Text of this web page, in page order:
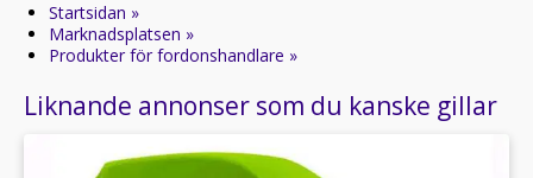
Startsidan »
Marknadsplatsen »
Produkter för fordonshandlare »
Liknande annonser som du kanske gillar